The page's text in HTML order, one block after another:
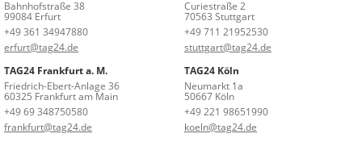
Bahnhofstraße 38
99084 Erfurt
+49 361 34947880
erfurt@tag24.de
Curiestraße 2
70563 Stuttgart
+49 711 21952530
stuttgart@tag24.de
TAG24 Frankfurt a. M.
Friedrich-Ebert-Anlage 36
60325 Frankfurt am Main
+49 69 348750580
frankfurt@tag24.de
TAG24 Köln
Neumarkt 1a
50667 Köln
+49 221 98651990
koeln@tag24.de